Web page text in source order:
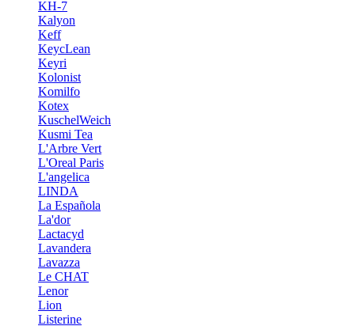
KH-7
Kalyon
Keff
KeycLean
Keyri
Kolonist
Komilfo
Kotex
KuschelWeich
Kusmi Tea
L'Arbre Vert
L'Oreal Paris
L'angelica
LINDA
La Española
La'dor
Lactacyd
Lavandera
Lavazza
Le CHAT
Lenor
Lion
Listerine